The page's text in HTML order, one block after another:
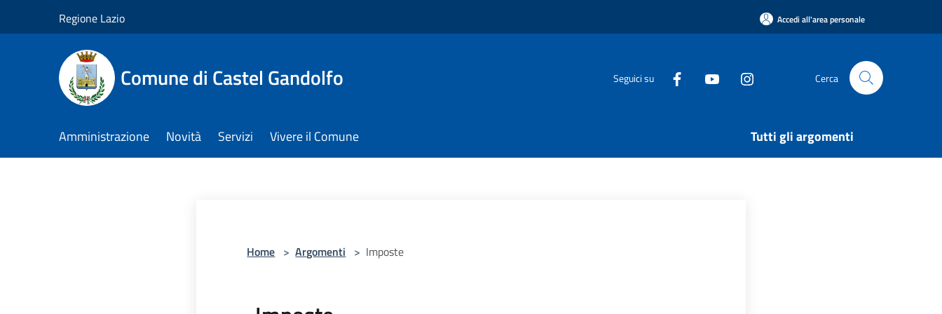
Regione Lazio Accedi all'area personale
Comune di Castel Gandolfo Seguici su Cerca
Amministrazione Novità Servizi Vivere il Comune Tutti gli argomenti
Home > Argomenti > Imposte